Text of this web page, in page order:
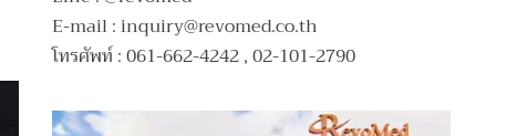
E-mail :inquiry@revomed.co.th
โทรศัพท์ : 061-662-4242 , 02-101-2790